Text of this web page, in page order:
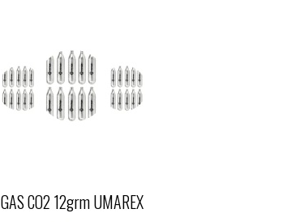
GAS CO2 12grm UMAREX